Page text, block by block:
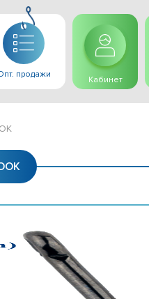
продажи
Кабинет